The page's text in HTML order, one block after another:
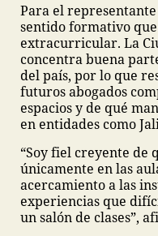
Para el
sentido formativo
extracurricular. La
concentra buena
del país, por lo que
futuros abogados
espacios y de qué
en entidades como
“Soy fiel creyente de
únicamente en las
acercamiento a las
experiencias que
un salón de clases”,